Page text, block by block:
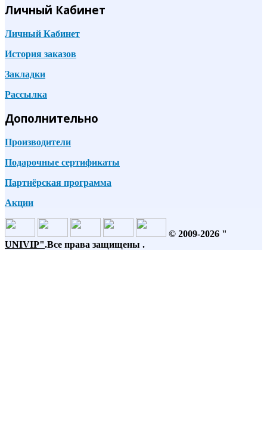
Личный Кабинет
Личный Кабинет
История заказов
Закладки
Рассылка
Дополнительно
Производители
Подарочные сертификаты
Партнёрская программа
Акции
© 2009-2026 "
UNIVIP".Все права защищены .